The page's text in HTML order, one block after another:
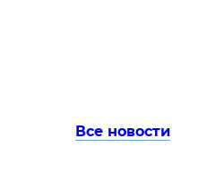
Все новости